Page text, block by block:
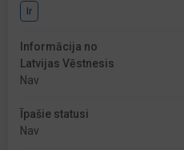
Ir
Informācija no
Latvijas Vēstnesis
Nav
Īpašie statusi
Nav